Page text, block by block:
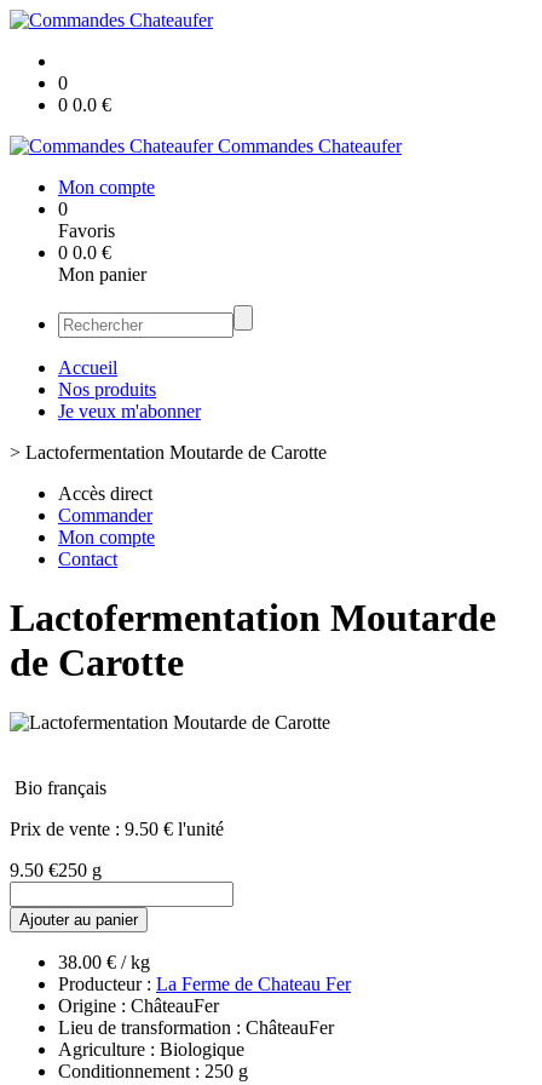
0
0 0.0 €
Commandes Chateaufer
Mon compte
0
Favoris
0 0.0 €
Mon panier
Accueil
Nos produits
Je veux m'abonner
> Lactofermentation Moutarde de Carotte
Accès direct
Commander
Mon compte
Contact
Lactofermentation Moutarde
de Carotte
Bio français
Prix de vente : 9.50 € l'unité
9.50 €250 g
Ajouter au panier
38.00 € / kg
Producteur : La Ferme de Chateau Fer
Origine : ChâteauFer
Lieu de transformation : ChâteauFer
Agriculture : Biologique
Conditionnement : 250 g